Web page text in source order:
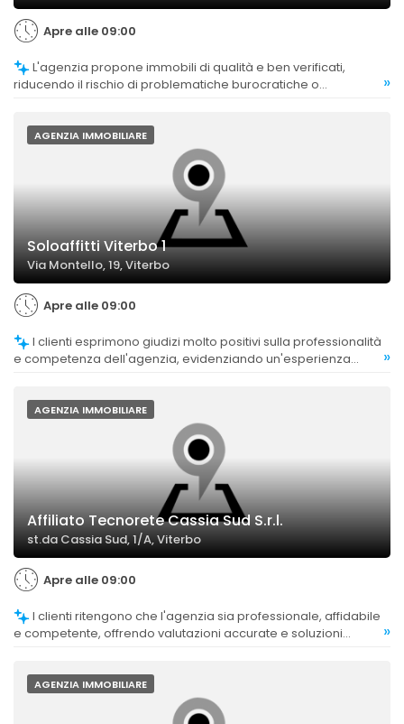
Apre alle 09:00
riducendo il rischio di problematiche burocratiche o
»
AGENZIA IMMOBILIARE
Soloaffitti Viterbo 1
Via Montello, 19, Viterbo
Apre alle 09:00
e competenza dell'agenzia, evidenziando un'esperienza
»
AGENZIA IMMOBILIARE
Affiliato Tecnorete Cassia Sud S.r.l.
st.da Cassia Sud, 1/A, Viterbo
Apre alle 09:00
e competente, offrendo valutazioni accurate e soluzioni
»
AGENZIA IMMOBILIARE